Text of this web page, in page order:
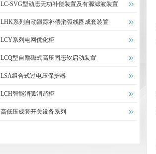
LC-SVG型动态无功补偿装置及有源滤波装置
LHK系列自动跟踪补偿消弧线圈成套装置
LCY系列电网优化柜
LCQ型自励磁式高压固态软启动装置
LSA组合式过电压保护器
LCH智能消弧消谐柜
高低压成套开关设备系列